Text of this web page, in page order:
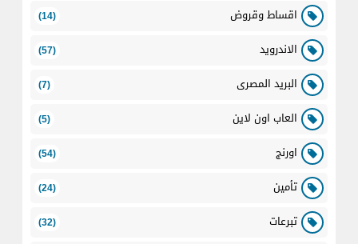
اقساط وقروض (14)
الاندرويد (57)
البريد المصرى (7)
العاب اون لاين (5)
اورنج (54)
تأمين (24)
تبرعات (32)